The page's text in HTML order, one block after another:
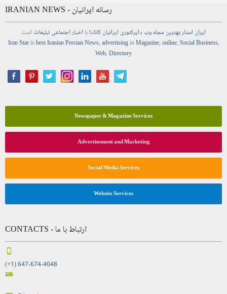
IRANIAN NEWS - رسانه ایرانیان
ایران استاربهترین مجلهوب دایرکتوری ایرانیان کانادابا اخباراجتماعیتبلیغات است
Iran Starisbest Iranian PersianNews,advertisinginMagazine,online,Social Business,
Web,Directory
Newspaper & Magazine Services
Advertisement and Marketing
Social Media Services
Website Services
CONTACTS - ارتباط با ما
(+1) 647-674-4048